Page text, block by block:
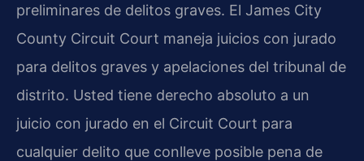
preliminares de delitos graves. El James City
County Circuit Court maneja juicios con jurado
para delitos graves y apelaciones del tribunal de
distrito. Usted tiene derecho absoluto a un
juicio con jurado en el Circuit Court para
cualquier delito que conlleve posible pena de